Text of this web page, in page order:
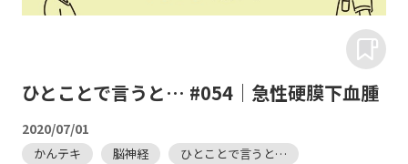
ひとことで言うと… #054｜急性硬膜下血腫
2020/07/01
かんテキ 脳神経 ひとことで言うと…